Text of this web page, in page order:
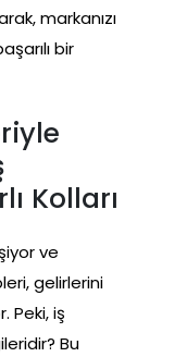
markanızı
bir
Kolları
ve
gelirlerini
Peki, iş
Bu